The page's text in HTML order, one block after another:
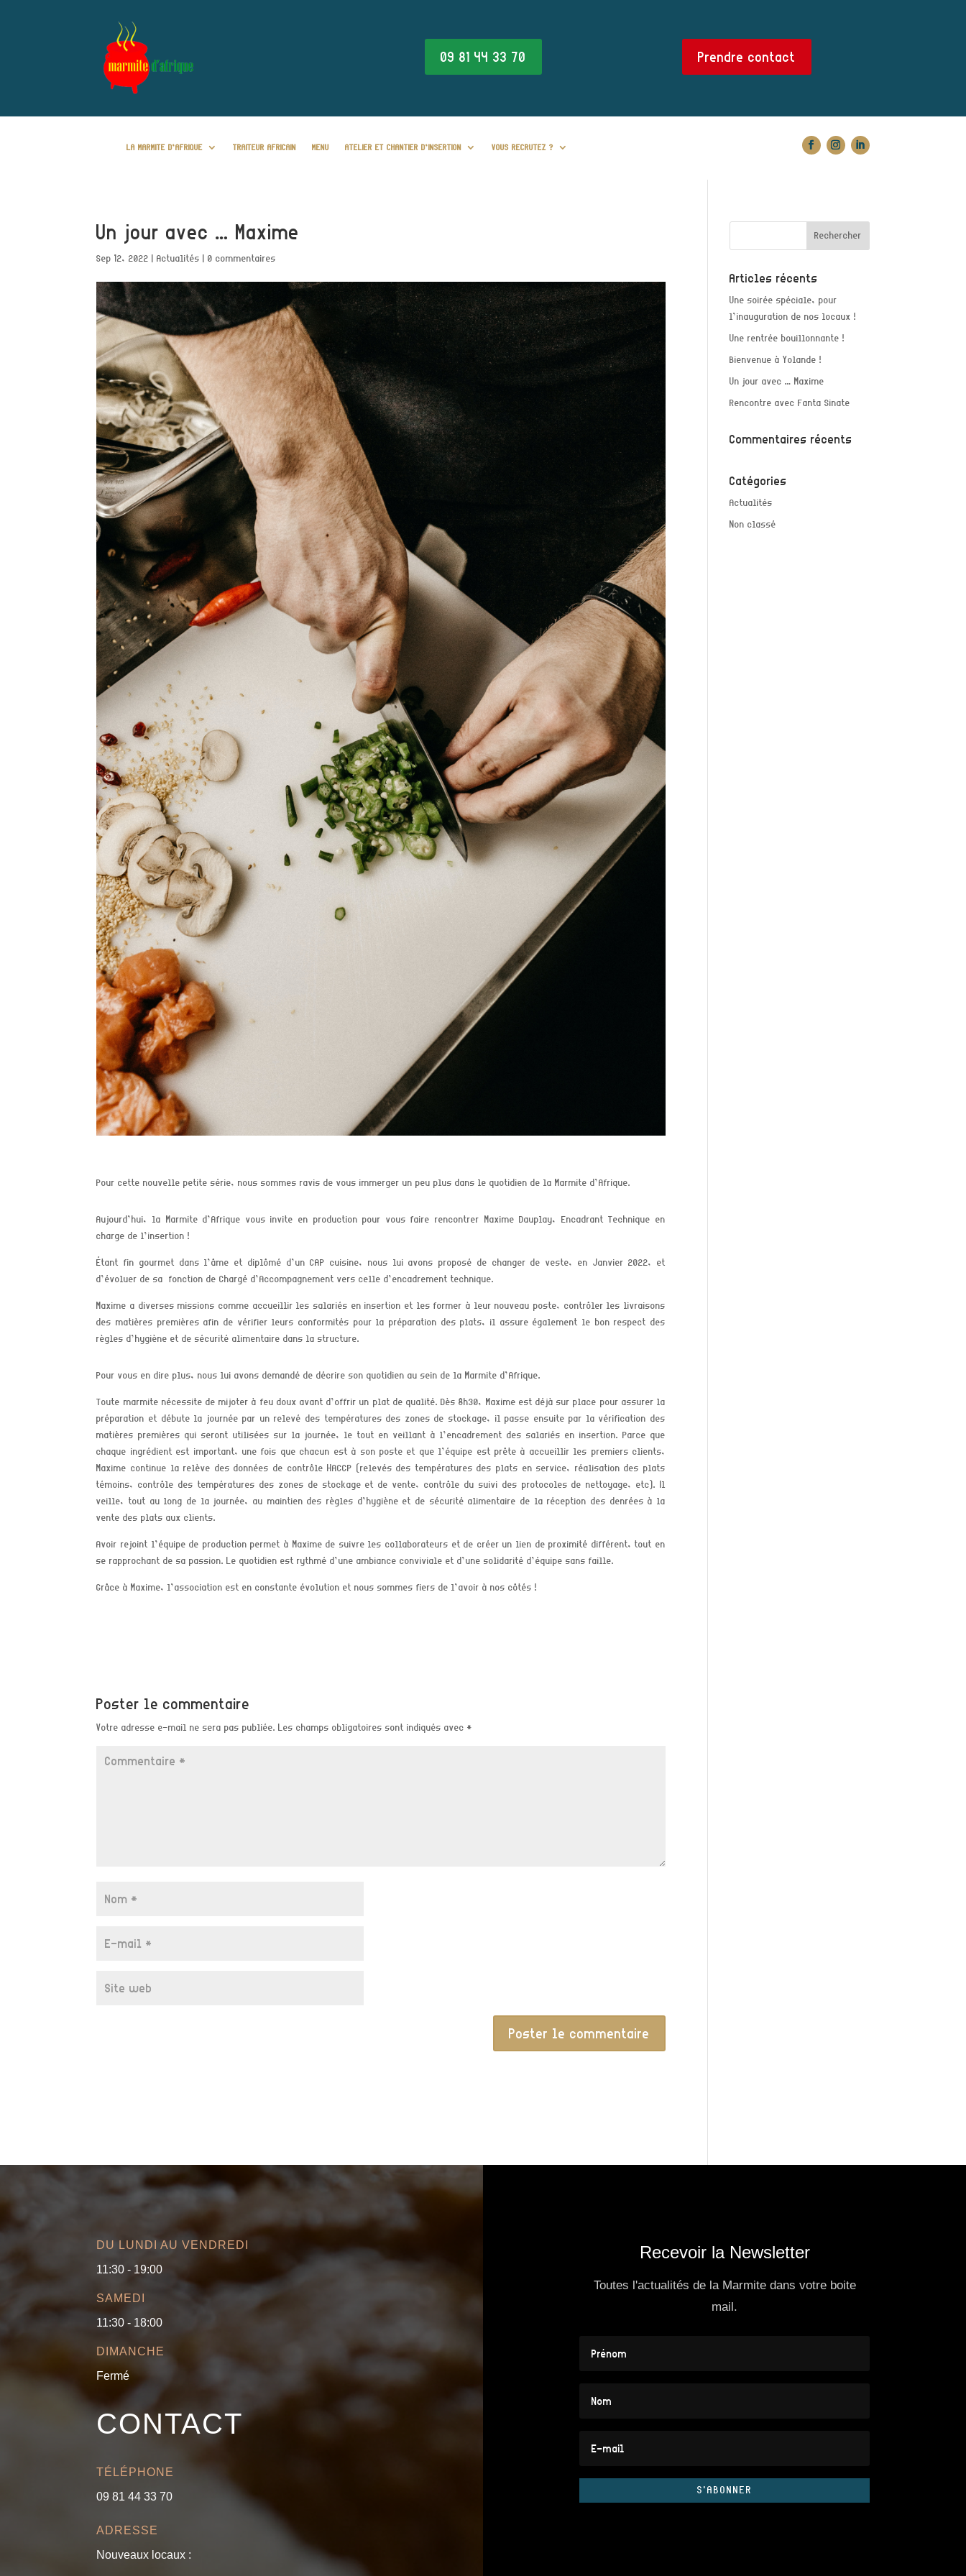
09 81 44 33 70 Prendre contact
LA MARMITE D’AFRIQUE TRAITEUR AFRICAIN MENU ATELIER ET CHANTIER D’INSERTION VOUS RECRUTEZ ?
Un jour avec … Maxime
Sep 12, 2022 |Actualités |0 commentaires
Pour cette nouvelle petite série, nous sommes ravis de vous immerger un peu plus dans le quotidien de la Marmite d’Afrique.
Aujourd’hui, la Marmite d’Afrique vous invite en production pour vous faire rencontrer Maxime Dauplay, Encadrant Technique en
charge de l’insertion !
Étant fin gourmet dans l’âmeet diplômé d’un CAP cuisine, nous lui avons proposé de changer de veste, en Janvier 2022, et
d’évoluer de sa fonction de Chargé d’Accompagnement vers celle d’encadrement technique.
Maxime a diverses missions comme accueillir les salariés en insertion et les former à leur nouveau poste, contrôler les livraisons
des matières premières afin de vérifier leurs conformités pour la préparation des plats, il assure également le bon respect des
règles d’hygiène et de sécurité alimentaire dans la structure.
Pour vous en dire plus, nous lui avons demandé de décrire son quotidien au sein de la Marmite d’Afrique.
Toute marmite nécessite de mijoter à feu doux avant d’offrir un plat de qualité. Dès 8h30, Maxime est déjà sur place pour assurer la
préparation et débute la journée par un relevé des températures des zones de stockage, il passe ensuite par la vérification des
matières premières qui seront utilisées sur la journée, le tout en veillantà l’encadrement des salariés en insertion. Parce que
chaque ingrédient est important, une fois que chacun est à son poste et que l’équipe est prête à accueillir les premiers clients,
Maxime continue la relève des données de contrôle HACCP (relevés des températures des plats en service, réalisation des plats
témoins, contrôle des températures des zones de stockage et de vente, contrôle du suivi des protocoles de nettoyage, etc).Il
veille, tout au long de la journée, au maintien des règles d’hygiène et de sécurité alimentaire de la réception des denrées à la
vente des plats aux clients.
Avoir rejoint l’équipe de production permet à Maxime de suivre les collaborateurs et de créer un lien de proximité différent, tout en
se rapprochant de sa passion. Le quotidien est rythmé d’une ambiance conviviale et d’une solidarité d’équipe sans faille.
Grâce à Maxime, l’association est en constante évolution et nous sommes fiers de l’avoir à nos côtés !
Poster le commentaire
Votre adresse e-mail ne sera pas publiée. Les champs obligatoires sont indiqués avec*
Articles récents
Une soirée spéciale, pour
l’inauguration de nos locaux !
Une rentrée bouillonnante !
Bienvenue à Yolande !
Un jour avec … Maxime
Rencontre avec Fanta Sinate
Commentaires récents
Catégories
Actualités
Non classé
DU LUNDI AU VENDREDI
11:30 - 19:00
SAMEDI
11:30 - 18:00
DIMANCHE
Fermé
CONTACT
TÉLÉPHONE
09 81 44 33 70
ADRESSE
Nouveaux locaux :
Recevoir la Newsletter
Toutes l'actualités de la Marmite dans votre boite
mail.
S'ABONNER